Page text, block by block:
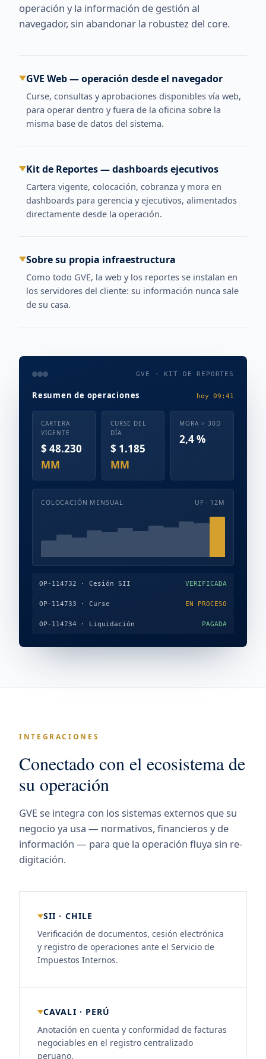
operación y la información de gestión al
navegador, sin abandonar la robustez del core.
GVE Web — operación desde el navegador
Curse, consultas y aprobaciones disponibles vía web,
para operar dentro y fuera de la oficina sobre la
misma base de datos del sistema.
Kit de Reportes — dashboards ejecutivos
Cartera vigente, colocación, cobranza y mora en
dashboards para gerencia y ejecutivos, alimentados
directamente desde la operación.
Sobre su propia infraestructura
Como todo GVE, la web y los reportes se instalan en
los servidores del cliente: su información nunca sale
de su casa.
GVE · KIT DE REPORTES
Resumen de operaciones hoy 09:41
CARTERA
VIGENTE
$ 48.230
MM
CURSE DEL
DÍA
$ 1.185
MM
MORA > 30D
2,4 %
COLOCACIÓN MENSUAL UF · 12M
OP-114732 · Cesión SII VERIFICADA
OP-114733 · Curse EN PROCESO
OP-114734 · Liquidación PAGADA
INTEGRACIONES
Conectado con el ecosistema de
su operación
GVE se integra con los sistemas externos que su
negocio ya usa — normativos, financieros y de
información — para que la operación fluya sin re-
digitación.
SII · CHILE
Verificación de documentos, cesión electrónica
y registro de operaciones ante el Servicio de
Impuestos Internos.
CAVALI · PERÚ
Anotación en cuenta y conformidad de facturas
negociables en el registro centralizado
peruano.